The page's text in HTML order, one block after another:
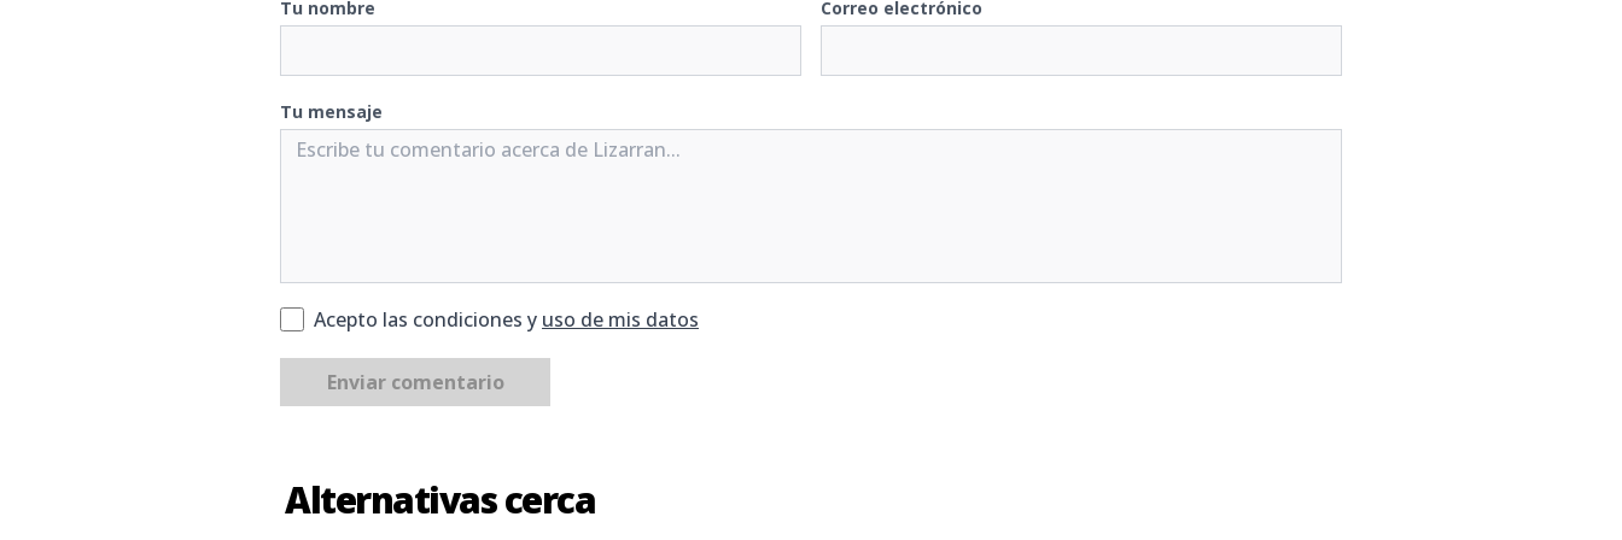
Tu nombre Correo electrónico
Tu mensaje
Acepto las condiciones y uso de mis datos
Enviar comentario
Alternativas cerca